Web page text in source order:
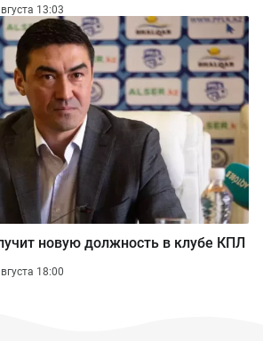
13:03
новую должность в клубе КПЛ
18:00